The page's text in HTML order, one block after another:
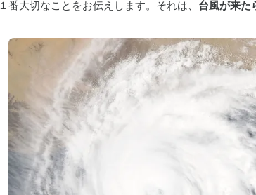
番大切なことをお伝えします。それは、 台風が来た